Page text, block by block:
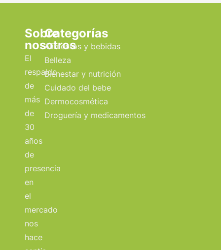
Sobre
nosotros
El
respaldo
de
más
de
30
años
de
presencia
en
el
mercado
nos
hace
Categorías
Alimentos y bebidas
Belleza
Bienestar y nutrición
Cuidado del bebe
Dermocosmética
Droguería y medicamentos